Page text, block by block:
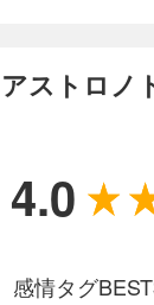
アストロノ
4.0
感情タグ